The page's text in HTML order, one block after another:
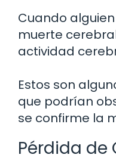
Cuando
muerte
actividad
Estos son
que podrían
se confirme la
Pérdida de